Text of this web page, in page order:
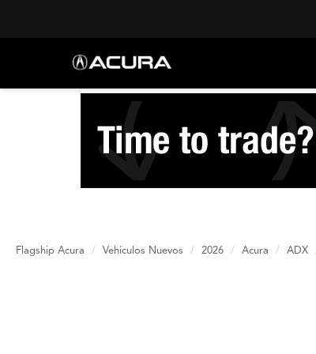
Flagship Acura Vehículos Nuevos 2026 Acura ADX